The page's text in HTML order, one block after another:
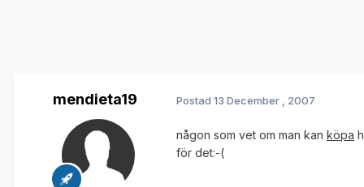
mendieta19 Postad 13 December , 2007
någon som vet om man kan köpa
för det:-(